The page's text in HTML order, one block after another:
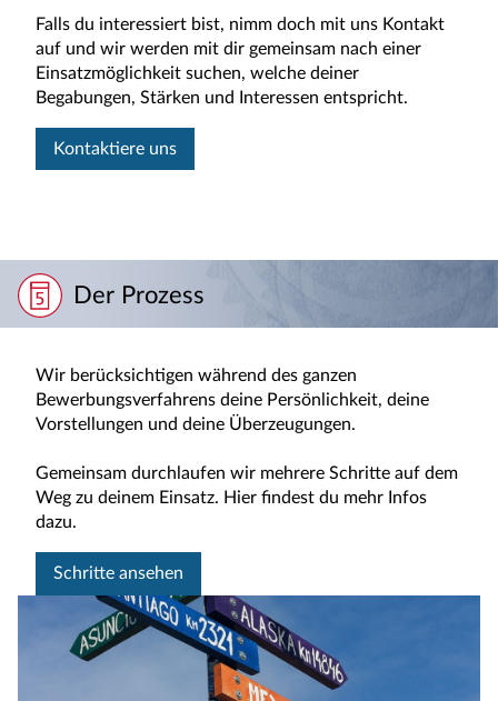
Falls du interessiert bist, nimm doch mit uns Kontakt
auf und wir werden mit dir gemeinsam nach einer
Einsatzmöglichkeit suchen, welche deiner
Begabungen, Stärken und Interessen entspricht.
Kontaktiere uns
Der Prozess
Wir berücksichtigen während des ganzen
Bewerbungsverfahrens deine Persönlichkeit, deine
Vorstellungen und deine Überzeugungen.
Gemeinsam durchlaufen wir mehrere Schritte auf dem
Weg zu deinem Einsatz. Hier findest du mehr Infos
dazu.
Schritte ansehen